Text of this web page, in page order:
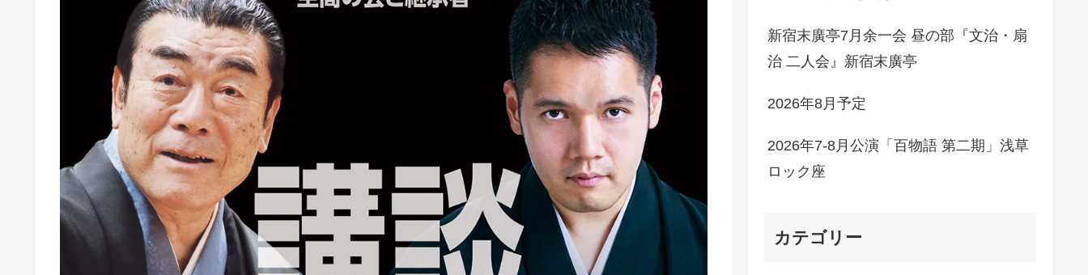
新宿末廣亭7月余一会 昼の部『文治・扇
治 二人会』新宿末廣亭
2026年8月予定
2026年7-8月公演「百物語 第二期」浅草
ロック座
カテゴリー